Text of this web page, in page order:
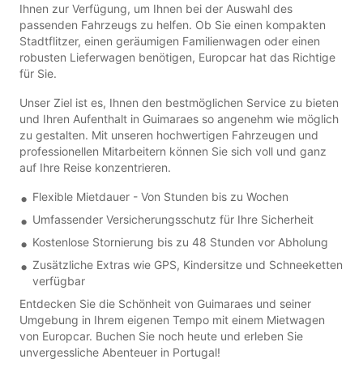
Ihnen zur Verfügung, um Ihnen bei der Auswahl des
passenden Fahrzeugs zu helfen. Ob Sie einen kompakten
Stadtflitzer, einen geräumigen Familienwagen oder einen
robusten Lieferwagen benötigen, Europcar hat das Richtige
für Sie.
Unser Ziel ist es, Ihnen den bestmöglichen Service zu bieten
und Ihren Aufenthalt in Guimaraes so angenehm wie möglich
zu gestalten. Mit unseren hochwertigen Fahrzeugen und
professionellen Mitarbeitern können Sie sich voll und ganz
auf Ihre Reise konzentrieren.
Flexible Mietdauer - Von Stunden bis zu Wochen
Umfassender Versicherungsschutz für Ihre Sicherheit
Kostenlose Stornierung bis zu 48 Stunden vor Abholung
Zusätzliche Extras wie GPS, Kindersitze und Schneeketten
verfügbar
Entdecken Sie die Schönheit von Guimaraes und seiner
Umgebung in Ihrem eigenen Tempo mit einem Mietwagen
von Europcar. Buchen Sie noch heute und erleben Sie
unvergessliche Abenteuer in Portugal!